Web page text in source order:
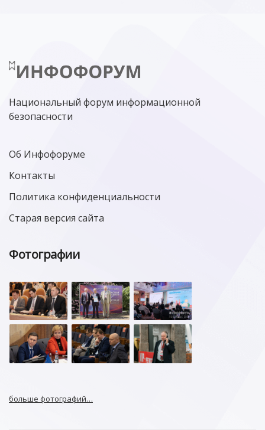
Национальный форум информационной
безопасности
Об Инфофоруме
Контакты
Политика конфиденциальности
Старая версия сайта
Фотографии
больше фотографий…